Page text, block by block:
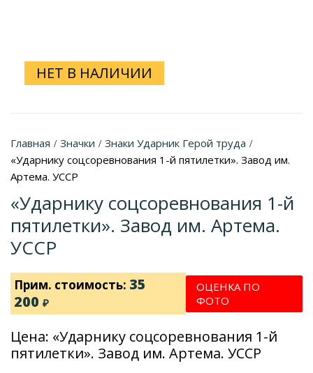
НЕТ В НАЛИЧИИ
Главная / Значки / Знаки Ударник Герой труда /
«Ударнику соцсоревнования 1-й пятилетки». Завод им.
Артема. УССР
«Ударнику соцсоревнования 1-й
пятилетки». Завод им. Артема.
УССР
Прим. стоимость: 35
200 ₽
ОЦЕНКА ПО
ФОТО
Цена: «Ударнику соцсоревнования 1-й
пятилетки». Завод им. Артема. УССР